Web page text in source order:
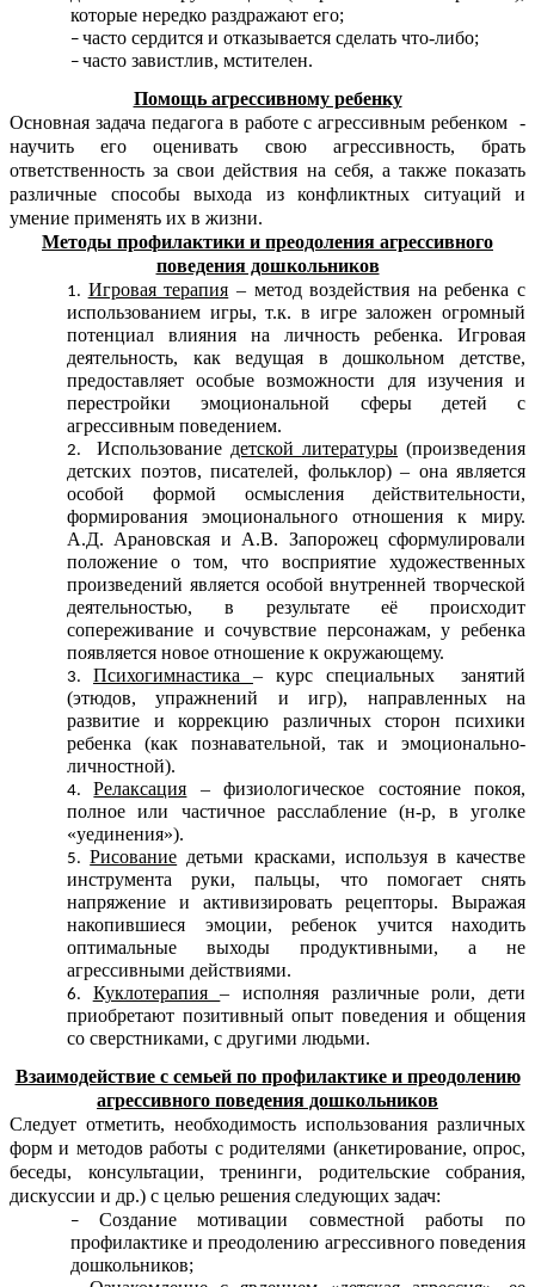
которые нередко раздражают его;
часто сердится и отказывается сделать что-либо;
часто завистлив, мстителен.
Помощь агрессивному ребенку
Основная задача педагога в работе с агрессивным ребенком -
научить его оценивать свою агрессивность, брать
ответственность за свои действия на себя, а также показать
различные способы выхода из конфликтных ситуаций и
умение применять их в жизни.
Методы профилактики и преодоления агрессивного
поведения дошкольников
Игровая терапия – метод воздействия на ребенка с
использованием игры, т.к. в игре заложен огромный
потенциал влияния на личность ребенка. Игровая
деятельность, как ведущая в дошкольном детстве,
предоставляет особые возможности для изучения и
перестройки эмоциональной сферы детей с
агрессивным поведением.
Использование детской литературы (произведения
детских поэтов, писателей, фольклор) – она является
особой формой осмысления действительности,
формирования эмоционального отношения к миру.
А.Д. Арановская и А.В. Запорожец сформулировали
положение о том, что восприятие художественных
произведений является особой внутренней творческой
деятельностью, в результате её происходит
сопереживание и сочувствие персонажам, у ребенка
появляется новое отношение к окружающему.
Психогимнастика – курс специальных занятий
(этюдов, упражнений и игр), направленных на
развитие и коррекцию различных сторон психики
ребенка (как познавательной, так и эмоционально-
личностной).
Релаксация – физиологическое состояние покоя,
полное или частичное расслабление (н-р, в уголке
«уединения»).
Рисование детьми красками, используя в качестве
инструмента руки, пальцы, что помогает снять
напряжение и активизировать рецепторы. Выражая
накопившиеся эмоции, ребенок учится находить
оптимальные выходы продуктивными, а не
агрессивными действиями.
Куклотерапия– исполняя различные роли, дети
приобретают позитивный опыт поведения и общения
со сверстниками, с другими людьми.
Взаимодействие с семьей по профилактике и преодолению
агрессивного поведения дошкольников
Следует отметить, необходимость использования различных
форм и методов работы с родителями (анкетирование, опрос,
беседы, консультации, тренинги, родительские собрания,
дискуссии и др.) с целью решения следующих задач:
Создание мотивации совместной работы по
профилактике и преодолению агрессивного поведения
дошкольников;